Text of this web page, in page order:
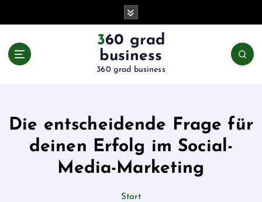
360 grad
business
360 grad business
Die entscheidende Frage für
deinen Erfolg im Social-
Media-Marketing
Start